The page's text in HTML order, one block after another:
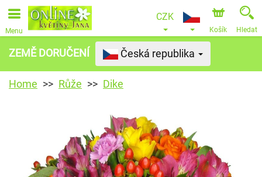
Menu
CZK
Košík Hledat
ZEMĚ DORUČENÍ Česká republika
Home Růže Dike